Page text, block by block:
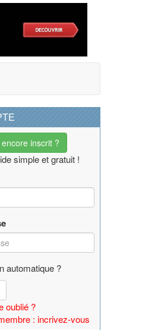
encore inscrit ?
simple et gratuit !
automatique ?
oublié ?
: incrivez-vous